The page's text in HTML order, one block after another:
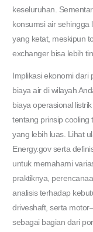
keseluruhan.
konsumsi air sehingga
yang ketat, meskipun
exchanger bisa lebih
Implikasi ekonomi
biaya air di wilayah
biaya operasional
tentang prinsip
yang lebih luas. Lihat
Energy.gov serta
untuk memahami
praktiknya,
analisis terhadap
driveshaft, serta
sebagai bagian dari